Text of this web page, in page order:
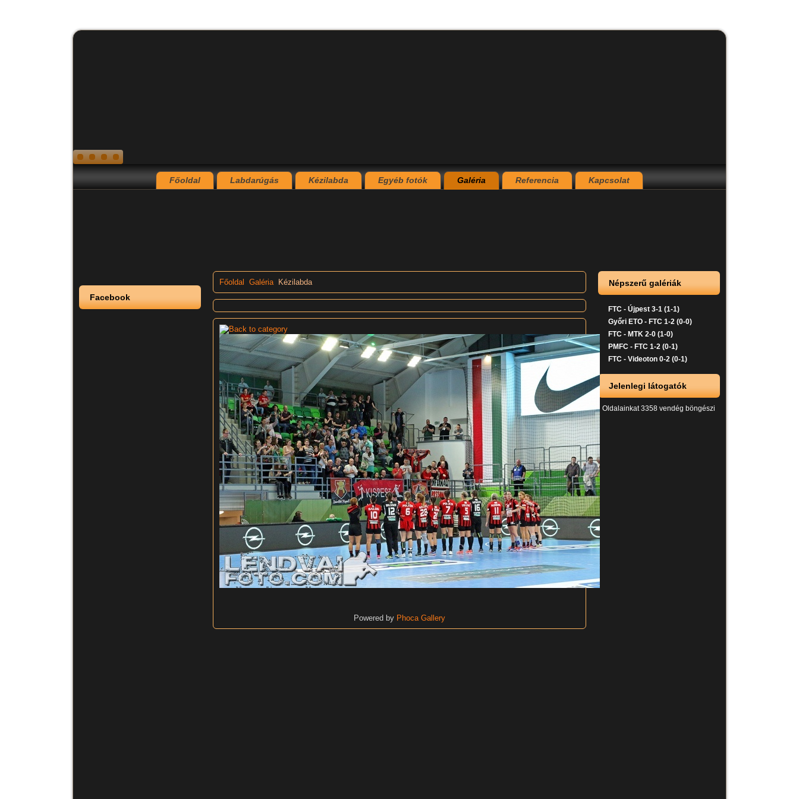
Főoldal Labdarúgás Kézilabda Egyéb fotók Galéria Referencia Kapcsolat
Facebook
Főoldal Galéria Kézilabda
Powered by Phoca Gallery
Népszerű galériák
FTC - Újpest 3-1 (1-1)
Győri ETO - FTC 1-2 (0-0)
FTC - MTK 2-0 (1-0)
PMFC - FTC 1-2 (0-1)
FTC - Videoton 0-2 (0-1)
Jelenlegi látogatók
Oldalainkat 3358 vendég böngészi